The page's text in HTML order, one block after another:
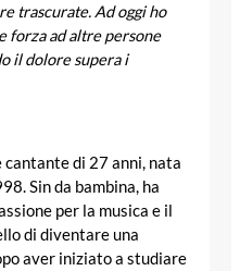
trascurate. Ad oggi ho
forza ad altre persone
il dolore supera i
cantante di 27 anni, nata
Sin da bambina, ha
per la musica e il
di diventare una
aver iniziato a studiare